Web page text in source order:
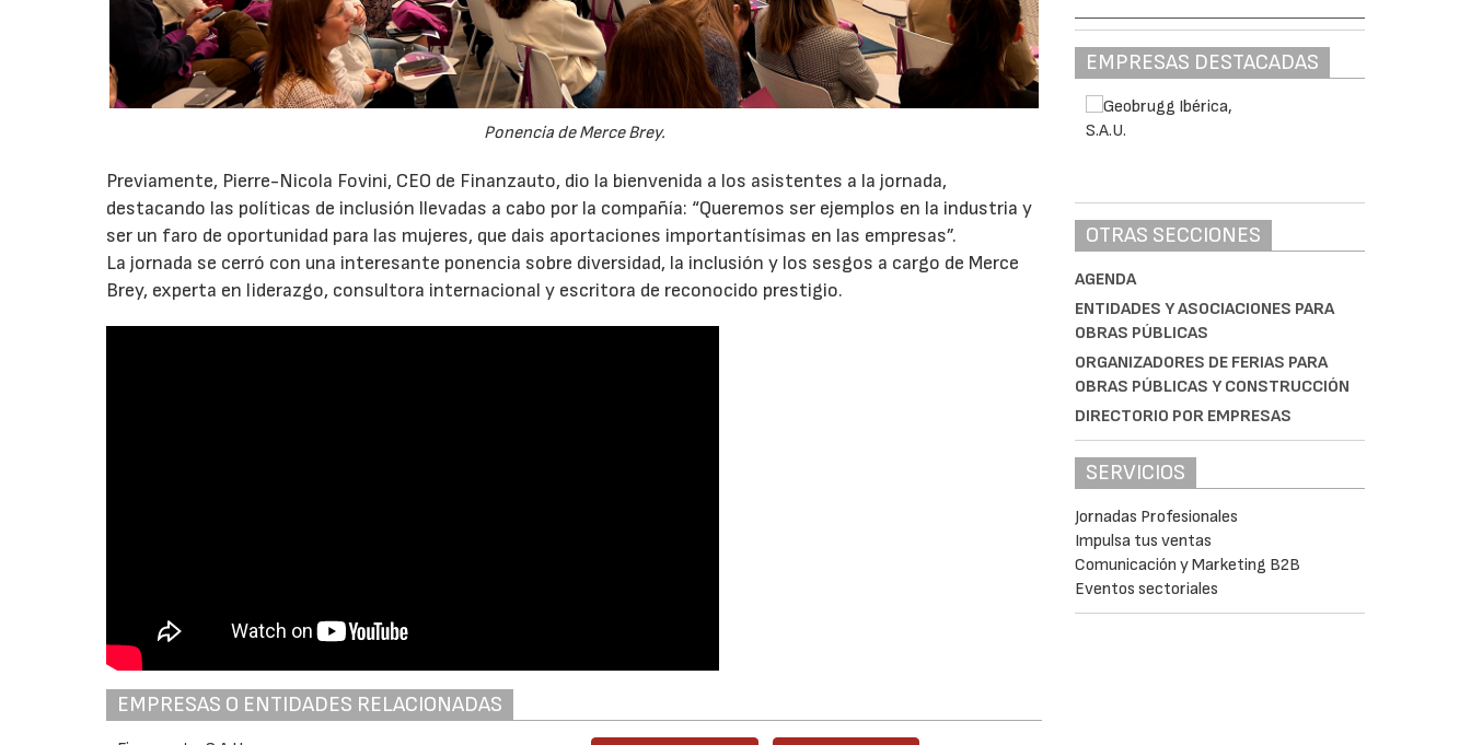
Ponencia de Merce Brey.
Previamente, Pierre-Nicola Fovini, CEO de Finanzauto, dio la bienvenida a los asistentes a la jornada,
destacando las políticas de inclusión llevadas a cabo por la compañía: “Queremos ser ejemplos en la industria y
ser un faro de oportunidad para las mujeres, que dais aportaciones importantísimas en las empresas”.
La jornada se cerró con una interesante ponencia sobre diversidad, la inclusión y los sesgos a cargo de Merce
Brey, experta en liderazgo, consultora internacional y escritora de reconocido prestigio.
EMPRESAS O ENTIDADES RELACIONADAS
EMPRESAS DESTACADAS
OTRAS SECCIONES
AGENDA
ENTIDADES Y ASOCIACIONES PARA
OBRAS PÚBLICAS
ORGANIZADORES DE FERIAS PARA
OBRAS PÚBLICAS Y CONSTRUCCIÓN
DIRECTORIO POR EMPRESAS
SERVICIOS
Jornadas Profesionales
Impulsa tus ventas
Comunicación y Marketing B2B
Eventos sectoriales